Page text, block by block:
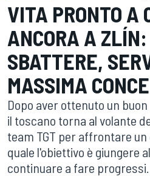
VITA PRONTO A
ANCORA A
SBATTERE,
MASSIMA
Dopo aver ottenuto un
il toscano torna al volante
team TGT per affrontare
quale l'obiettivo è giungere
continuare a fare progressi.